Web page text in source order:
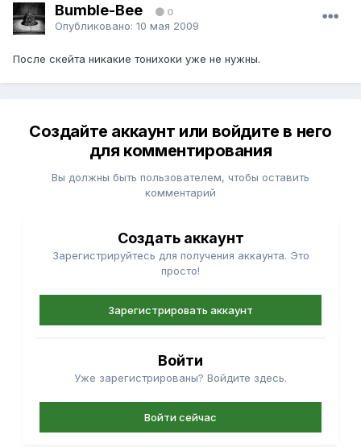
Bumble-Bee 0
Опубликовано: 10 мая 2009
После скейта никакие тонихоки уже не нужны.
Создайте аккаунт или войдите в него
для комментирования
Вы должны быть пользователем, чтобы оставить
комментарий
Создать аккаунт
Зарегистрируйтесь для получения аккаунта. Это
просто!
Зарегистрировать аккаунт
Войти
Уже зарегистрированы? Войдите здесь.
Войти сейчас